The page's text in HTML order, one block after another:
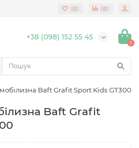
0 0
+38 (098) 152 55 45
0
Baft Grafit Sport Kids GT300
Baft Grafit